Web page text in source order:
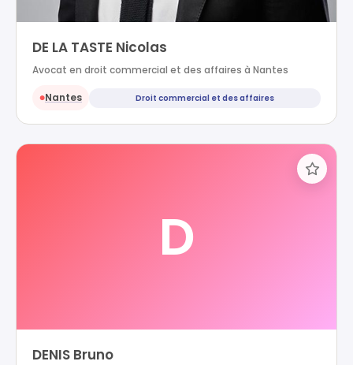
DE LA TASTE Nicolas
Avocat en droit commercial et des affaires à Nantes
●Nantes Droit commercial et des affaires
D
DENIS Bruno